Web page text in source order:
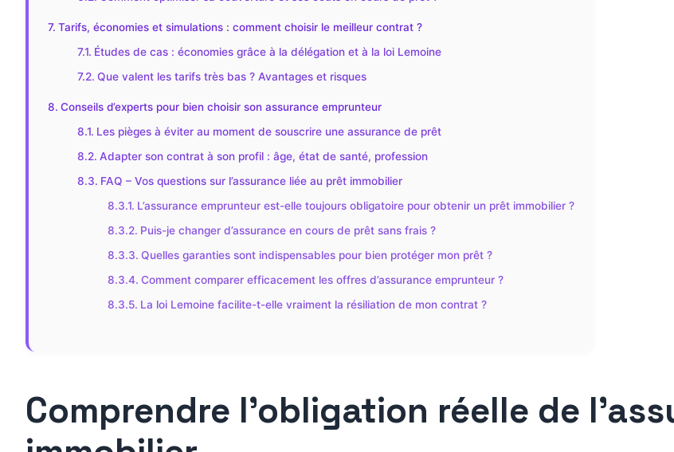
Tarifs, économies et simulations : comment choisir le meilleur contrat ?
Études de cas : économies grâce à la délégation et à la loi Lemoine
Que valent les tarifs très bas ? Avantages et risques
Conseils d’experts pour bien choisir son assurance emprunteur
Les pièges à éviter au moment de souscrire une assurance de prêt
Adapter son contrat à son profil : âge, état de santé, profession
FAQ – Vos questions sur l’assurance liée au prêt immobilier
L’assurance emprunteur est-elle toujours obligatoire pour obtenir un prêt immobilier ?
Puis-je changer d’assurance en cours de prêt sans frais ?
Quelles garanties sont indispensables pour bien protéger mon prêt ?
Comment comparer efficacement les offres d’assurance emprunteur ?
La loi Lemoine facilite-t-elle vraiment la résiliation de mon contrat ?
Comprendre l’obligation réelle de